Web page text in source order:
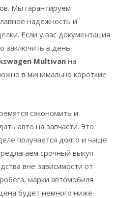
Мы гарантируем
надежность и
Если у вас документация
заключить в день
Multivan на
в минимально короткие
сэкономить и
авто на запчасти. Это
получается долго и чаще
срочный выкуп
вне зависимости от
марки автомобиля.
будет немного ниже